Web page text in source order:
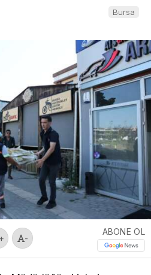
Bursa
+ -
ABONE OL